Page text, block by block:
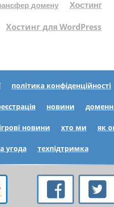
домену Хостинг
Хостинг для WordPress
політика конфіденційності
новини
ігрові новини хто ми як
угода техпідтримка